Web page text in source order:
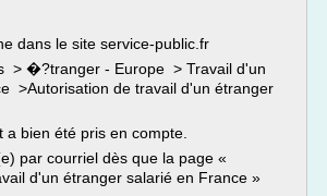
dans le site service-public.fr
> �?tranger - Europe > Travail d'un
>Autorisation de travail d'un étranger
a bien été pris en compte.
par courriel dès que la page «
d'un étranger salarié en France »